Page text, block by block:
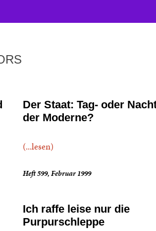
Der Staat: Tag- oder
der Moderne?
(...lesen)
Heft 599, Februar 1999
Ich raffe leise nur die
Purpurschleppe